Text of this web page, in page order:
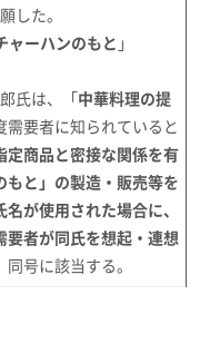
した。
ャーハンのもと 」
氏は、「 中華料理の提
要者に知られていると
定商品と密接な関係を有
もと」の製造・販売等を
が使用された場合に、
要者が同氏を想起・連想
号に該当する。